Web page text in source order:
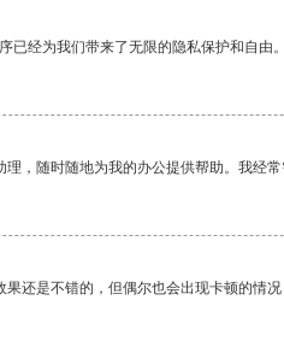
已经为我们带来了无限的隐私保护和自由。
，随时随地为我的办公提供帮助。我经
还是不错的，但偶尔也会出现卡顿的情况